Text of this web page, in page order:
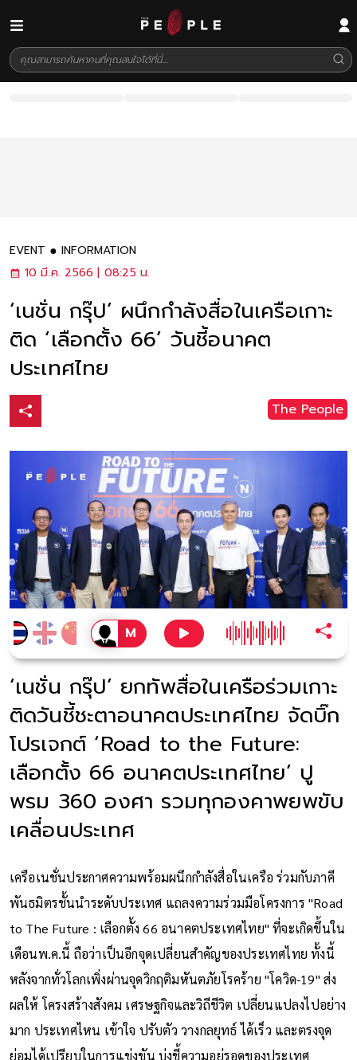
EVENT
INFORMATION
10 มี.ค. 2566 | 08:25 น.
‘เนชั่น กรุ๊ป’ ผนึกกำลังสื่อในเครือเกาะ
ติด ‘เลือกตั้ง 66’ วันชี้อนาคต
ประเทศไทย
The People
‘เนชั่น กรุ๊ป’ ยกทัพสื่อในเครือร่วมเกาะ
ติดวันชี้ชะตาอนาคตประเทศไทย จัดบิ๊ก
โปรเจกต์ ‘Road to the Future:
เลือกตั้ง 66 อนาคตประเทศไทย’ ปู
พรม 360 องศา รวมทุกองคาพยพขับ
เคลื่อนประเทศ
เครือเนชั่นประกาศความพร้อมผนึกกำลังสื่อในเครือ ร่วมกับภาคี
พันธมิตรชั้นนำระดับประเทศ แถลงความร่วมมือโครงการ "Road
to The Future : เลือกตั้ง 66 อนาคตประเทศไทย" ที่จะเกิดขึ้นใน
เดือนพ.ค.นี้ ถือว่าเป็นอีกจุดเปลี่ยนสำคัญของประเทศไทย ทั้งนี้
หลังจากทั่วโลกเพิ่งผ่านจุดวิกฤติมหันตภัยโรคร้าย "โควิด-19" ส่ง
ผลให้ โครงสร้างสังคม เศรษฐกิจและวิถีชีวิต เปลี่ยนแปลงไปอย่าง
มาก ประเทศไหน เข้าใจ ปรับตัว วางกลยุทธ์ ได้เร็ว และตรงจุด
ย่อมได้เปรียบในการแข่งขัน บ่งชี้ความอยู่รอดของประเทศ